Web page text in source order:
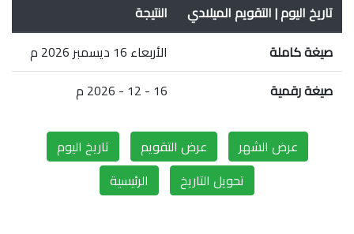
تاريخ اليوم | التقويم الميلادي
النتيجة
صيغة كاملة
الأربعاء 16 ديسمبر 2026 م
صيغة رقمية
16 - 12 - 2026 م
عرض الشهر عرض التقويم
تاريخ اليوم
تحويل التاريخ
الرئيسية